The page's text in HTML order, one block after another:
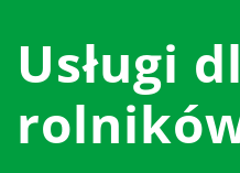
do
treściUsługi